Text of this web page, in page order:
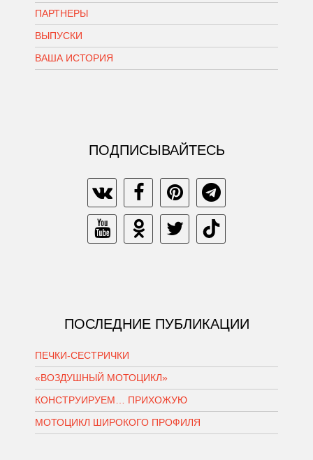
ПАРТНЕРЫ
ВЫПУСКИ
ВАША ИСТОРИЯ
ПОДПИСЫВАЙТЕСЬ
ПОСЛЕДНИЕ ПУБЛИКАЦИИ
ПЕЧКИ-СЕСТРИЧКИ
«ВОЗДУШНЫЙ МОТОЦИКЛ»
КОНСТРУИРУЕМ… ПРИХОЖУЮ
МОТОЦИКЛ ШИРОКОГО ПРОФИЛЯ